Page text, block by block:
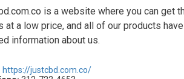
is a website where you can get
at a low price, and all of our products
information about us.
https://justcbd.com.co/